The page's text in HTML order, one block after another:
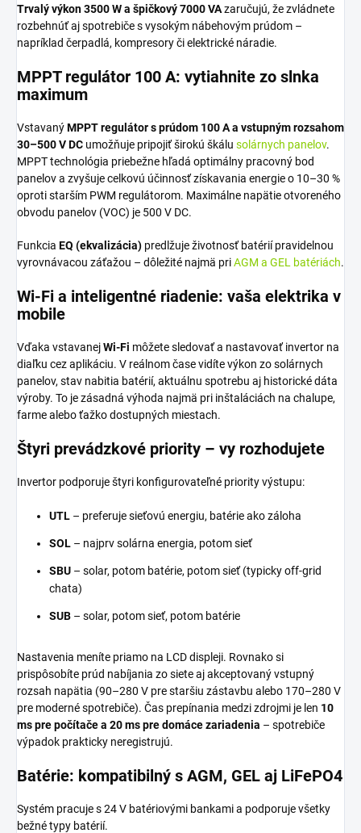
Trvalý výkon 3500 W a špičkový 7000 VAzaručujú, že zvládnete
rozbehnúť aj spotrebiče s vysokým nábehovým prúdom –
napríklad čerpadlá, kompresory či elektrické náradie.
MPPT regulátor 100 A: vytiahnite zo slnka
maximum
VstavanýMPPT regulátor s prúdom 100 A a vstupným rozsahom
30–500 V DC umožňuje pripojiť širokú škálu solárnych panelov.
MPPT technológia priebežne hľadá optimálny pracovný bod
panelov a zvyšuje celkovú účinnosť získavania energie o 10–30 %
oproti starším PWM regulátorom. Maximálne napätie otvoreného
obvodu panelov (VOC) je 500 V DC.
Funkcia EQ (ekvalizácia) predlžuje životnosť batérií pravidelnou
vyrovnávacou záťažou – dôležité najmä priAGM a GEL batériách.
Wi-Fi a inteligentné riadenie: vaša elektrika v
mobile
Vďaka vstavanejWi-Fi môžete sledovať a nastavovať invertor na
diaľku cez aplikáciu. V reálnom čase vidíte výkon zo solárnych
panelov, stav nabitia batérií, aktuálnu spotrebu aj historické dáta
výroby. To je zásadná výhoda najmä pri inštaláciách na chalupe,
farme alebo ťažko dostupných miestach.
Štyri prevádzkové priority – vy rozhodujete
Invertor podporuje štyri konfigurovateľné priority výstupu:
UTL – preferuje sieťovú energiu, batérie ako záloha
SOL – najprv solárna energia, potom sieť
SBU – solar, potom batérie, potom sieť (typicky off-grid
chata)
SUB – solar, potom sieť, potom batérie
Nastavenia meníte priamo na LCD displeji. Rovnako si
prispôsobíte prúd nabíjania zo siete aj akceptovaný vstupný
rozsah napätia (90–280 V pre staršiu zástavbu alebo 170–280 V
pre moderné spotrebiče). Čas prepínania medzi zdrojmi je len 10
ms pre počítače a 20 ms pre domáce zariadenia – spotrebiče
výpadok prakticky neregistrujú.
Batérie: kompatibilný s AGM, GEL aj LiFePO4
Systém pracuje s 24 V batériovými bankami a podporuje všetky
bežné typy batérií.